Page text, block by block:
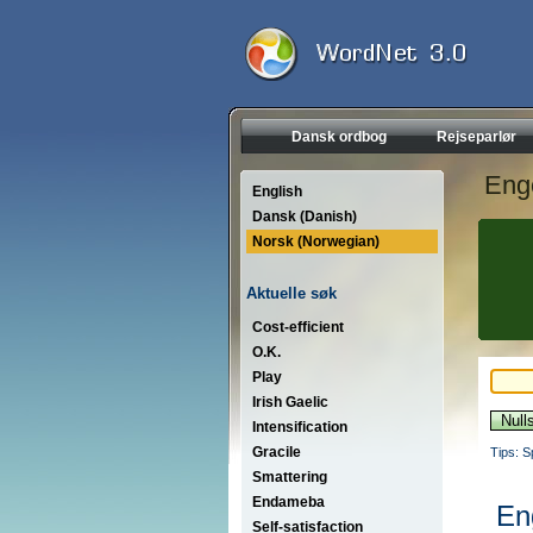
Dansk ordbog Rejseparlør
English
Dansk (Danish)
Norsk (Norwegian)
Aktuelle søk
Cost-efficient
O.K.
Play
Irish Gaelic
Intensification
Gracile
Smattering
Endameba
Self-satisfaction
Tips: